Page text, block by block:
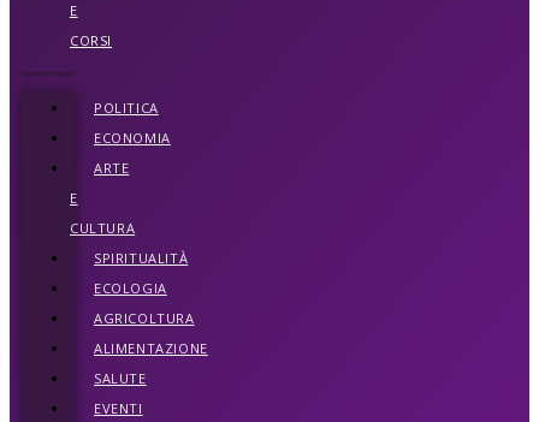
E
CORSI
POLITICA
ECONOMIA
ARTE
E
CULTURA
SPIRITUALITÀ
ECOLOGIA
AGRICOLTURA
ALIMENTAZIONE
SALUTE
EVENTI